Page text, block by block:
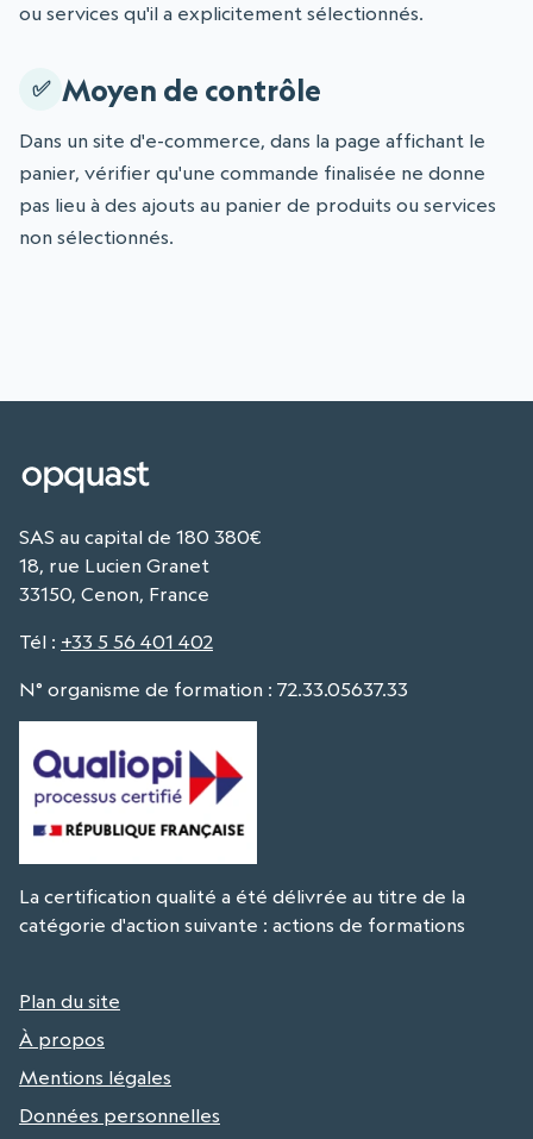
ou services qu'il a explicitement sélectionnés.
Moyen de contrôle
Dans un site d'e-commerce, dans la page affichant le
panier, vérifier qu'une commande finalisée ne donne
pas lieu à des ajouts au panier de produits ou services
non sélectionnés.
SAS au capital de 180 380€
18, rue Lucien Granet
33150, Cenon, France
Tél : +33 5 56 401 402
N° organisme de formation : 72.33.05637.33
La certification qualité a été délivrée au titre de la
catégorie d'action suivante : actions de formations
Plan du site
À propos
Mentions légales
Données personnelles